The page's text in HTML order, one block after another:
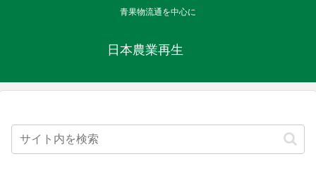
青果物流通を中心に
日本農業再生